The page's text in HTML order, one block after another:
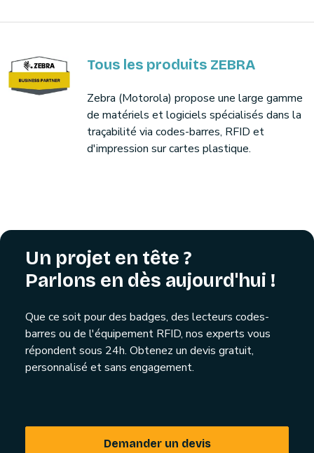
Tous les produits ZEBRA
Zebra (Motorola) propose une large gamme
de matériels et logiciels spécialisés dans la
traçabilité via codes-barres, RFID et
d'impression sur cartes plastique.
Un projet en tête ?
Parlons en dès aujourd'hui !
Que ce soit pour des badges, des lecteurs codes-
barres ou de l'équipement RFID, nos experts vous
répondent sous 24h. Obtenez un devis gratuit,
personnalisé et sans engagement.
Demander un devis